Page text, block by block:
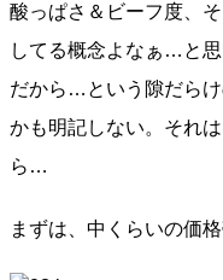
酸っぱさ＆ビーフ度、
してる概念よなぁ…と
だから…という隙だら
かも明記しない。それ
ら…
まずは、中くらいの価格